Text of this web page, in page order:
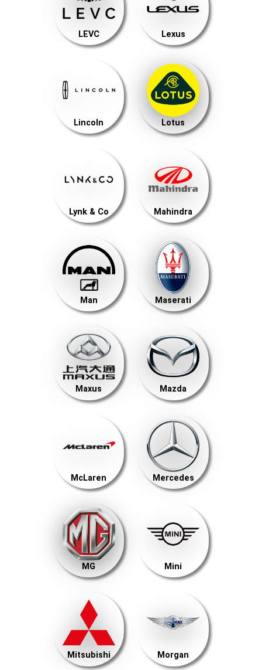
LEVC Lexus
Lincoln Lotus
Lynk & Co Mahindra
Man Maserati
Maxus Mazda
McLaren Mercedes
MG Mini
Mitsubishi Morgan